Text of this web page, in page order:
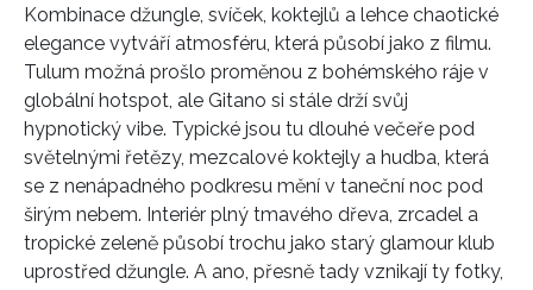
Kombinace džungle, svíček, koktejlů a lehce chaotické
elegance vytváří atmosféru, která působí jako z filmu.
Tulum možná prošlo proměnou z bohémského ráje v
globální hotspot, ale Gitano si stále drží svůj
hypnotický vibe. Typické jsou tu dlouhé večeře pod
světelnými řetězy, mezcalové koktejly a hudba, která
se z nenápadného podkresu mění v taneční noc pod
širým nebem. Interiér plný tmavého dřeva, zrcadel a
tropické zeleně působí trochu jako starý glamour klub
uprostřed džungle. A ano, přesně tady vznikají ty fotky,